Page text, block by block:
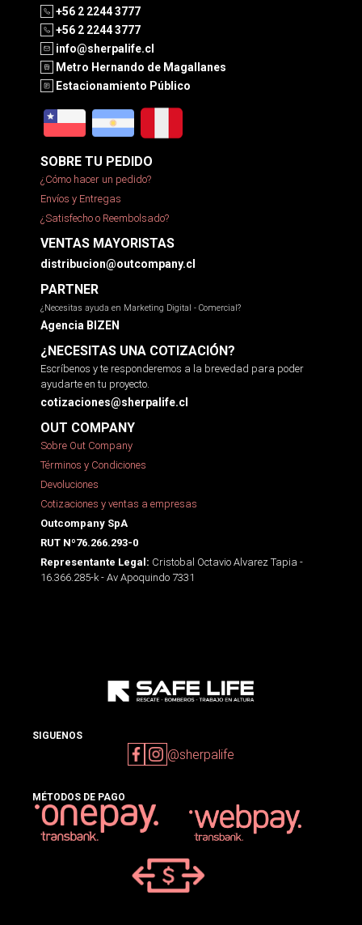
+56 2 2244 3777
+56 2 2244 3777
info@sherpalife.cl
Metro Hernando de Magallanes
Estacionamiento Público
SOBRE TU PEDIDO
¿Cómo hacer un pedido?
Envíos y Entregas
¿Satisfecho o Reembolsado?
VENTAS MAYORISTAS
distribucion@outcompany.cl
PARTNER
¿Necesitas ayuda en Marketing Digital - Comercial?
Agencia BIZEN
¿NECESITAS UNA COTIZACIÓN?
Escríbenos y te responderemos a la brevedad para poder
ayudarte en tu proyecto.
cotizaciones@sherpalife.cl
OUT COMPANY
Sobre Out Company
Términos y Condiciones
Devoluciones
Cotizaciones y ventas a empresas
Outcompany SpA
RUT Nº76.266.293-0
Representante Legal: Cristobal Octavio Alvarez Tapia -
16.366.285-k - Av Apoquindo 7331
SIGUENOS
@sherpalife
MÉTODOS DE PAGO